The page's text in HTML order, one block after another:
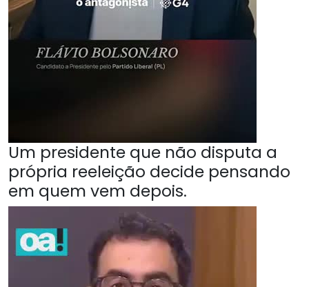
Um presidente que não disputa a
própria reeleição decide pensando
em quem vem depois.